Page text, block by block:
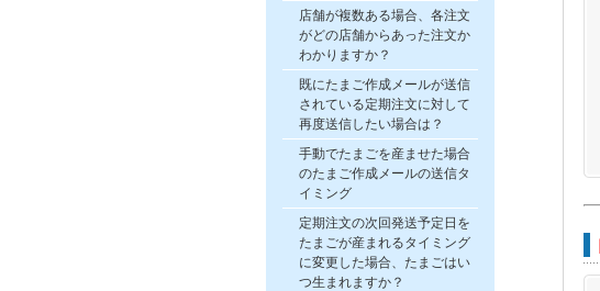
店舗が複数ある場合、各注文
がどの店舗からあった注文か
わかりますか？
既にたまご作成メールが送信
されている定期注文に対して
再度送信したい場合は？
手動でたまごを産ませた場合
のたまご作成メールの送信タ
イミング
定期注文の次回発送予定日を
たまごが産まれるタイミング
に変更した場合、たまごはい
つ生まれますか？